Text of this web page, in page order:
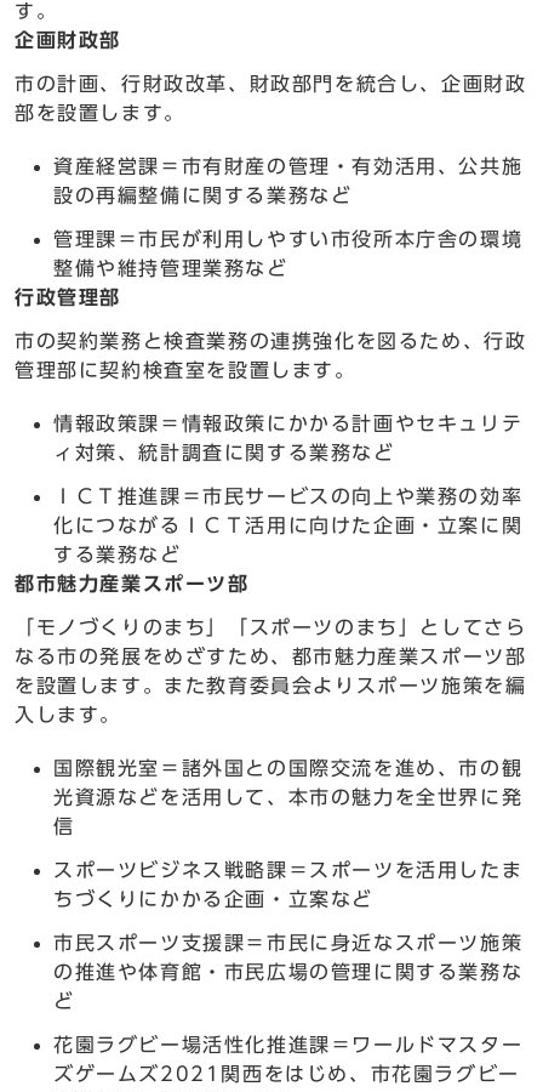
す。
企画財政部
市の計画、行財政改革、財政部門を統合し、企画財政
部を設置します。
資産経営課＝市有財産の管理・有効活用、公共施
設の再編整備に関する業務など
管理課＝市民が利用しやすい市役所本庁舎の環境
整備や維持管理業務など
行政管理部
市の契約業務と検査業務の連携強化を図るため、行政
管理部に契約検査室を設置します。
情報政策課＝情報政策にかかる計画やセキュリテ
ィ対策、統計調査に関する業務など
ＩＣＴ推進課＝市民サービスの向上や業務の効率
化につながるＩＣＴ活用に向けた企画・立案に関
する業務など
都市魅力産業スポーツ部
「モノづくりのまち」「スポーツのまち」としてさら
なる市の発展をめざすため、都市魅力産業スポーツ部
を設置します。また教育委員会よりスポーツ施策を編
入します。
国際観光室＝諸外国との国際交流を進め、市の観
光資源などを活用して、本市の魅力を全世界に発
信
スポーツビジネス戦略課＝スポーツを活用したま
ちづくりにかかる企画・立案など
市民スポーツ支援課＝市民に身近なスポーツ施策
の推進や体育館・市民広場の管理に関する業務な
ど
花園ラグビー場活性化推進課＝ワールドマスター
ズゲームズ2021関西をはじめ、市花園ラグビー